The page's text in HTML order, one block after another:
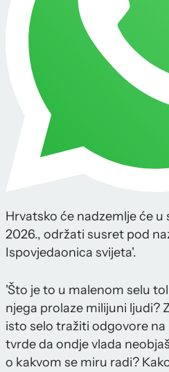
Hrvatsko će nadzemlje će u
2026., održati susret pod
Ispovjedaonica svijeta'.
'Što je to u malenom selu
njega prolaze milijuni ljudi?
isto selo tražiti odgovore
tvrde da ondje vlada
o kakvom se miru radi?